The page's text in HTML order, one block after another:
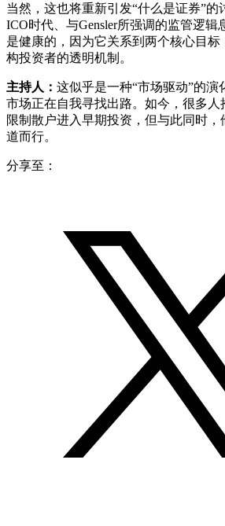
当然，这也将重新引发“什么是证券”
ICO时代、与Gensler所强调的监管逻
是健康的，因为它关系到两个核心目
构投资者的透明机制。
主持人： 这似乎是一种“市场驱动”的演
市场正在自我寻找出路。如今，很多人
限制散户进入早期投资，但与此同时
道而行。
分享至：